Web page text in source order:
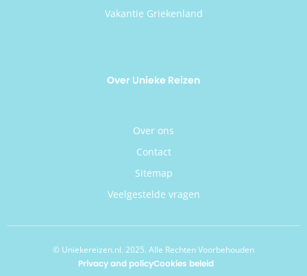
Vakantie Griekenland
Over Unieke Reizen
Over ons
Contact
Sitemap
Veelgestelde vragen
© Uniekereizen.nl. 2025. Alle Rechten Voorbehouden
Privacy and policyCookies beleid